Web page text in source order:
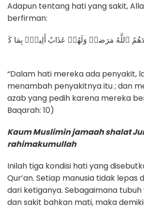
Adapun tentang hati yang sakit,
berfirman:
ٱللَّهُ مَرَضاۖ وَلَهُمۡ عَذَابٌ أَلِيمُۢ بِمَا كَ
“Dalam hati mereka ada penyakit,
menambah penyakitnya itu ; dan
azab yang pedih karena mereka
Baqarah: 10)
Kaum Muslimin jamaah shalat
rahimakumullah
Inilah tiga kondisi hati yang
Qur’an. Setiap manusia tidak lepas
dari ketiganya. Sebagaimana
dan sakit bahkan mati, maka